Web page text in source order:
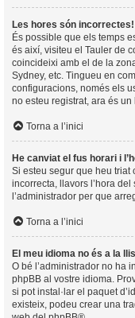
Les hores són incorrectes!
És possible que els temps
és així, visiteu el Tauler de
coincideixi amb el de la
Sydney, etc. Tingueu en
configuracions, només els
no esteu registrat, ara és un
Torna a l’inici
He canviat el fus horari i
Si esteu segur que heu triat
incorrecta, llavors l’hora
l’administrador per que
Torna a l’inici
El meu idioma no és a la
O bé l’administrador no ha
phpBB al vostre idioma.
si pot instal·lar el paquet
existeix, podeu crear una